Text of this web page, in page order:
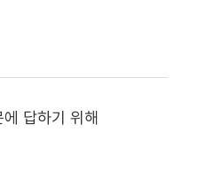
답하기 위해